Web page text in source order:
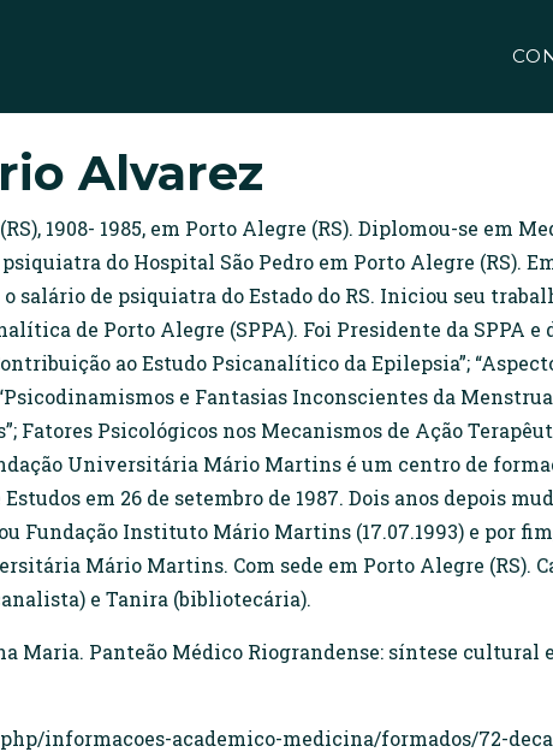
Alvarez
1908- 1985, em Porto Alegre (RS). Diplomou-se em
do Hospital São Pedro em Porto Alegre (RS).
salário de psiquiatra do Estado do RS. Iniciou seu
de Porto Alegre (SPPA). Foi Presidente da SPPA
ao Estudo Psicanalítico da Epilepsia”;
e Fantasias Inconscientes da
Fatores Psicológicos nos Mecanismos de Ação
Universitária Mário Martins é um centro de
em 26 de setembro de 1987. Dois anos depois
Fundação Instituto Mário Martins (17.07.1993) e por
Mário Martins. Com sede em Porto Alegre (RS).
e Tanira (bibliotecária).
Maria. Panteão Médico Riograndense: síntese cultural
informacoes-academico-medicina/formados/72-